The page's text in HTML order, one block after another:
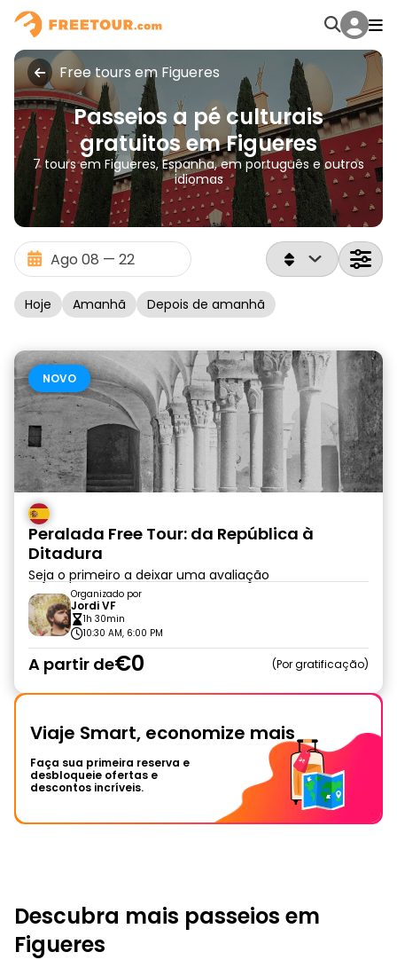
Free tours em Figueres
Passeios a pé culturais
gratuitos em Figueres
7 tours em Figueres, Espanha, em português e outros
idiomas
Hoje Amanhã Depois de amanhã
NOVO
Peralada Free Tour: da República à
Ditadura
Seja o primeiro a deixar uma avaliação
Organizado por
Jordi VF
1h 30min
10:30 AM, 6:00 PM
A partir de€0 Por gratificação
Viaje Smart, economize mais
Faça sua primeira reserva e
desbloqueie ofertas e
descontos incríveis.
Descubra mais passeios em
Figueres